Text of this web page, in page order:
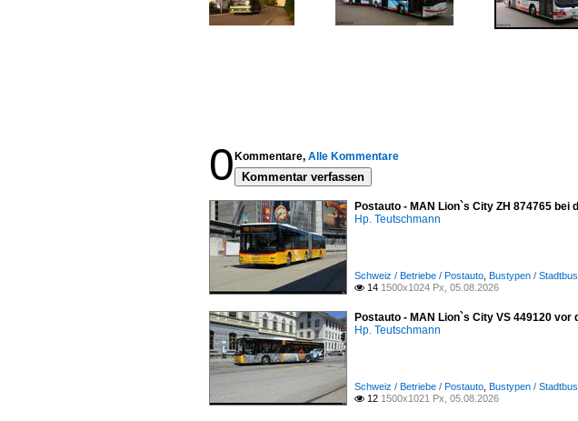
0 Kommentare, Alle Kommentare
Kommentar verfassen
Postauto - MAN Lion`s City ZH 874765
Hp. Teutschmann
Schweiz / Betriebe / Postauto Bustypen /
 14 1500x1024 Px, 05.08.2026
Postauto - MAN Lion`s City VS 449120
Hp. Teutschmann
Schweiz / Betriebe / Postauto Bustypen /
 12 1500x1021 Px, 05.08.2026